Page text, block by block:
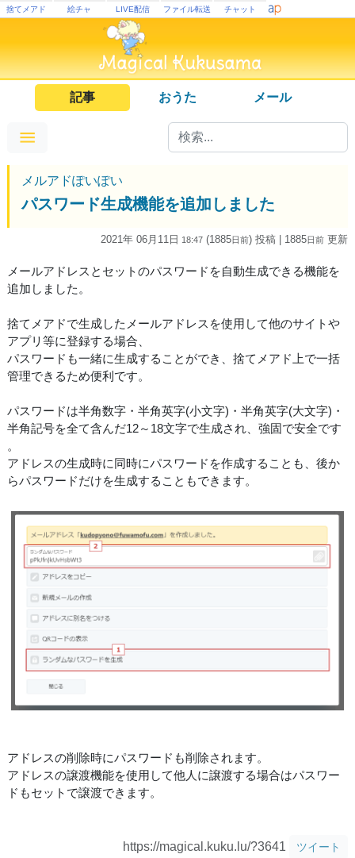
捨てメアド 絵チャ LIVE配信 ファイル転送 チャット
記事 おうた メール
メルアドぽいぽい
パスワード生成機能を追加しました
2021年 06月11日 18:47 (1885日前) 投稿 | 1885日前 更新
メールアドレスとセットのパスワードを自動生成できる機能を
追加しました。
捨てメアドで生成したメールアドレスを使用して他のサイトや
アプリ等に登録する場合、
パスワードも一緒に生成することができ、捨てメアド上で一括
管理できるため便利です。
パスワードは半角数字・半角英字(小文字)・半角英字(大文字)・
半角記号を全て含んだ12～18文字で生成され、強固で安全です
。
アドレスの生成時に同時にパスワードを作成することも、後か
らパスワードだけを生成することもできます。
アドレスの削除時にパスワードも削除されます。
アドレスの譲渡機能を使用して他人に譲渡する場合はパスワー
ドもセットで譲渡できます。
https://magical.kuku.lu/?3641 ツイート